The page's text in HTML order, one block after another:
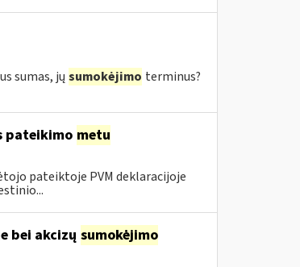
sumas, jų sumokėjimo terminus?
pateikimo metu
pateiktoje PVM deklaracijoje
bei akcizų sumokėjimo